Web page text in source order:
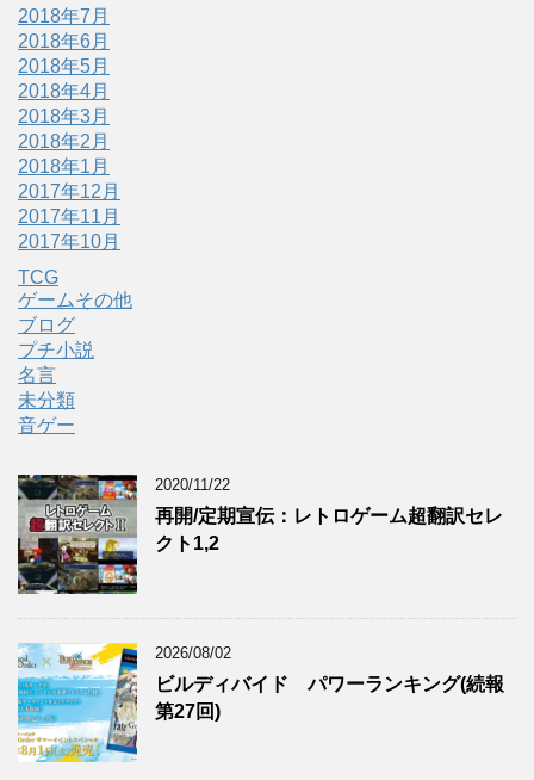
2018年7月
2018年6月
2018年5月
2018年4月
2018年3月
2018年2月
2018年1月
2017年12月
2017年11月
2017年10月
TCG
ゲームその他
ブログ
プチ小説
名言
未分類
音ゲー
2020/11/22
再開/定期宣伝：レトロゲーム超翻訳セレ
クト1,2
2026/08/02
ビルディバイド パワーランキング(続報
第27回)